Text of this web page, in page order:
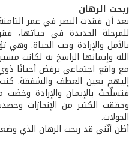
ربحت الرهان
بعد أن فقدت البصر في عمر
للمرحلة الجديدة في حياتها،
بالأمل والإرادة وحب الحياة. وهي
الله وإيمانها الراسخ به لكانت
مع واقع اجتماعي يرفض أحيانًا ذوي
إليهم بعين العطف والشفقة.
فتسلّحتُ بالإيمان والإرادة
وحققت الكثير من الإنجازات
الجولات.
أظن أنّني قد ربحت الرهان الذي